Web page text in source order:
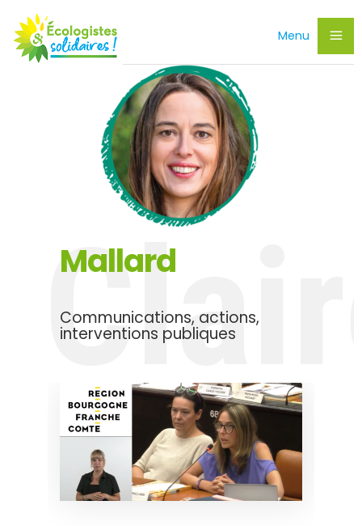
Menu
Mallard
Communications, actions,
interventions publiques